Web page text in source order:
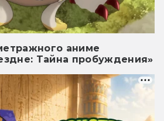
аниме
Тайна пробуждения»